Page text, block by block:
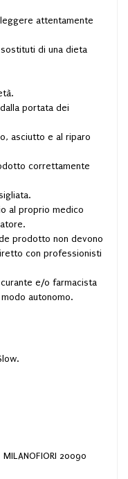
attentamente
di una dieta
portata dei
asciutto e al riparo
correttamente
al proprio medico
prodotto non devono
con professionisti
e/o farmacista
autonomo.
MILANOFIORI 20090